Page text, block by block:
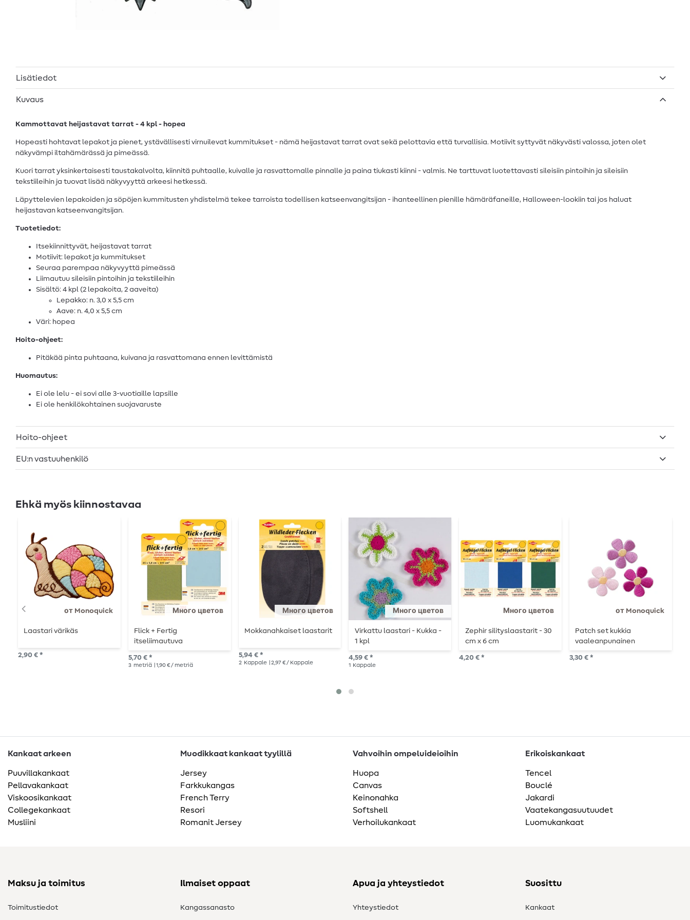
Lisätiedot
Kuvaus
Kammottavat heijastavat tarrat - 4 kpl - hopea
Hopeasti hohtavat lepakot ja pienet, ystävällisesti virnuilevat kummitukset - nämä heijastavat tarrat ovat sekä pelottavia että turvallisia. Motiivit syttyvät näkyvästi valossa, joten olet
näkyvämpi iltahämärässä ja pimeässä.
Kuori tarrat yksinkertaisesti taustakalvolta, kiinnitä puhtaalle, kuivalle ja rasvattomalle pinnalle ja paina tiukasti kiinni - valmis. Ne tarttuvat luotettavasti sileisiin pintoihin ja sileisiin
tekstiileihin ja tuovat lisää näkyvyyttä arkeesi hetkessä.
Läpyttelevien lepakoiden ja söpöjen kummitusten yhdistelmä tekee tarroista todellisen katseenvangitsijan - ihanteellinen pienille hämäräfaneille, Halloween-lookiin tai jos haluat
heijastavan katseenvangitsijan.
Tuotetiedot:
Itsekiinnittyvät, heijastavat tarrat
Motiivit: lepakot ja kummitukset
Seuraa parempaa näkyvyyttä pimeässä
Liimautuu sileisiin pintoihin ja tekstiileihin
Sisältö: 4 kpl (2 lepakoita, 2 aaveita)
Lepakko: n. 3,0 x 5,5 cm
Aave: n. 4,0 x 5,5 cm
Väri: hopea
Hoito-ohjeet:
Pitäkää pinta puhtaana, kuivana ja rasvattomana ennen levittämistä
Huomautus:
Ei ole lelu - ei sovi alle 3-vuotiaille lapsille
Ei ole henkilökohtainen suojavaruste
Hoito-ohjeet
EU:n vastuuhenkilö
Ehkä myös kiinnostavaa
от Monoquick
Laastari värikäs
2,90 € *
Много цветов
Flick + Fertig
itseliimautuva
korjauslaastari 5,8 x 25 cm
5,70 € *
3 metriä | 1,90 € / metriä
Много цветов
Mokkanahkaiset laastarit
5,94 € *
2 Kappale | 2,97 € / Kappale
Много цветов
Virkattu laastari - Kukka -
1 kpl
4,59 € *
1 Kappale
Много цветов
Zephir silityslaastarit - 30
cm x 6 cm
4,20 € *
от Monoquick
Patch set kukkia
vaaleanpunainen
3,30 € *
Kankaat arkeen
Puuvillakankaat
Pellavakankaat
Viskoosikankaat
Collegekankaat
Musliini
Muodikkaat kankaat tyylillä
Jersey
Farkkukangas
French Terry
Resori
Romanit Jersey
Vahvoihin ompeluideioihin
Huopa
Canvas
Keinonahka
Softshell
Verhoilukankaat
Erikoiskankaat
Tencel
Bouclé
Jakardi
Vaatekangasuutuudet
Luomukankaat
Maksu ja toimitus
Toimitustiedot
Ilmaiset oppaat
Kangassanasto
Apua ja yhteystiedot
Yhteystiedot
Suosittu
Kankaat